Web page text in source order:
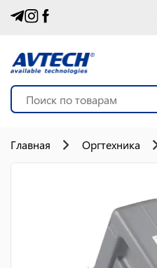
Главная Оргтехника